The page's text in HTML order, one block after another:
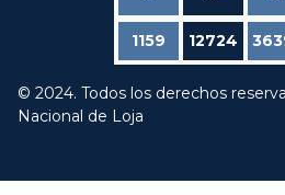
1159 12724
© 2024. Todos los derechos
Nacional de Loja